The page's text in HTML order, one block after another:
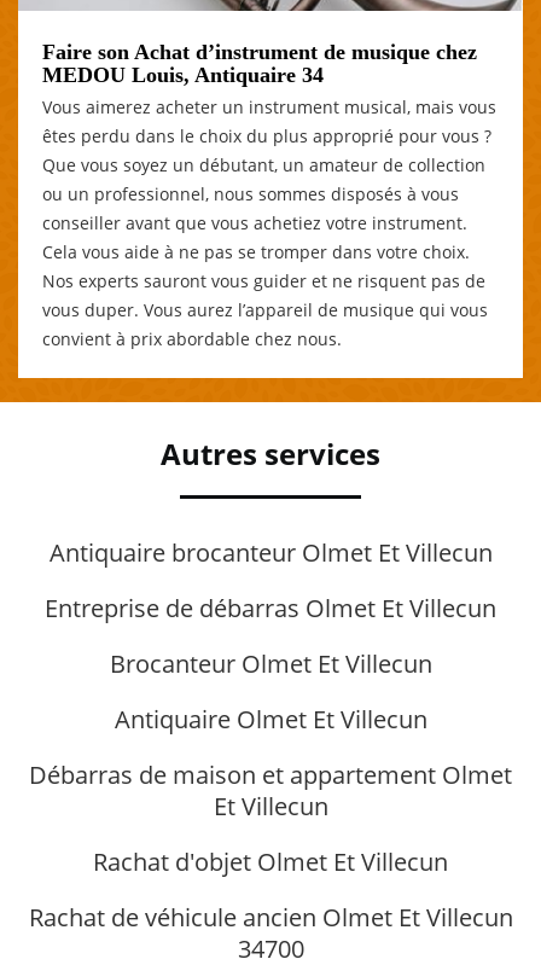
Faire son Achat d’instrument de musique chez
MEDOU Louis, Antiquaire 34
Vous aimerez acheter un instrument musical, mais vous
êtes perdu dans le choix du plus approprié pour vous ?
Que vous soyez un débutant, un amateur de collection
ou un professionnel, nous sommes disposés à vous
conseiller avant que vous achetiez votre instrument.
Cela vous aide à ne pas se tromper dans votre choix.
Nos experts sauront vous guider et ne risquent pas de
vous duper. Vous aurez l’appareil de musique qui vous
convient à prix abordable chez nous.
Autres services
Antiquaire brocanteur Olmet Et Villecun
Entreprise de débarras Olmet Et Villecun
Brocanteur Olmet Et Villecun
Antiquaire Olmet Et Villecun
Débarras de maison et appartement Olmet
Et Villecun
Rachat d'objet Olmet Et Villecun
Rachat de véhicule ancien Olmet Et Villecun
34700